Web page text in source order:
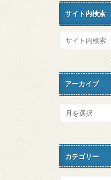
サイト内検索
アーカイブ
カテゴリー